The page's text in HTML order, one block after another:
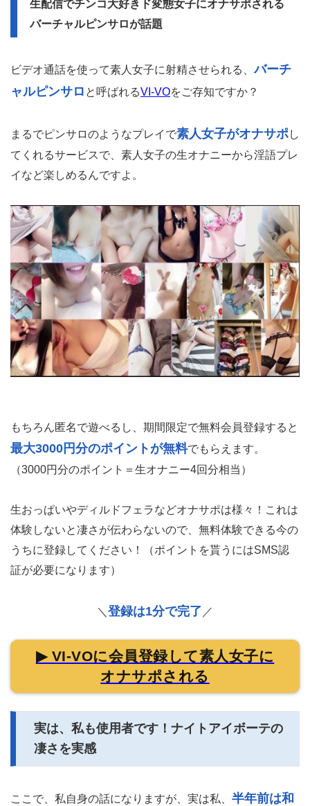
生配信でチンコ大好きド変態女子にオナサポされる
バーチャルピンサロが話題
ビデオ通話を使って素人女子に射精させられる、バーチ
ャルピンサロ と呼ばれるVI-VOをご存知ですか？
まるでピンサロのようなプレイで素人女子がオナサポし
てくれるサービスで、素人女子の生オナニーから淫語プレ
イなど楽しめるんですよ。
もちろん匿名で遊べるし、期間限定で無料会員登録すると
最大3000円分のポイントが無料でもらえます。
（3000円分のポイント＝生オナニー4回分相当）
生おっぱいやディルドフェラなどオナサポは様々！これは
体験しないと凄さが伝わらないので、無料体験できる今の
うちに登録してください！（ポイントを貰うにはSMS認
証が必要になります）
＼ 登録は1分で完了 ／
▶ VI-VOに会員登録して素人女子に
オナサポされる
実は、私も使用者です！ナイトアイボーテの
凄さを実感
ここで、私自身の話になりますが、実は私、 半年前は和